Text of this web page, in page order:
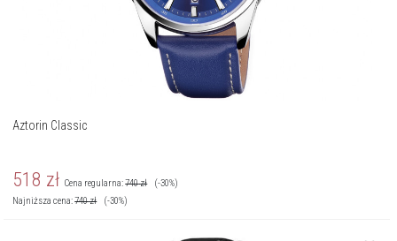
Aztorin Classic
518 zł Cena regularna:740zł
(-30%)
Najniższa cena:740zł (-30%)